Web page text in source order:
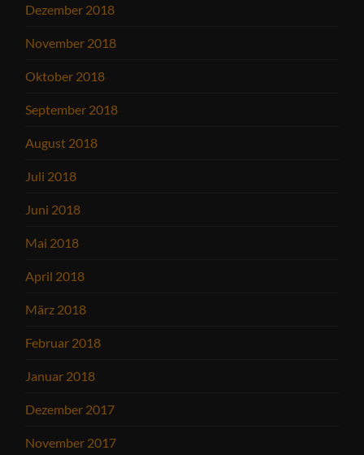
Dezember 2018
November 2018
Oktober 2018
September 2018
August 2018
Juli 2018
Juni 2018
Mai 2018
April 2018
März 2018
Februar 2018
Januar 2018
Dezember 2017
November 2017